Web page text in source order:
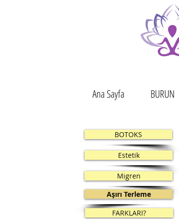
Ana Sayfa BURUN
BOTOKS
Estetik
Migren
Aşırı Terleme
FARKLARI?